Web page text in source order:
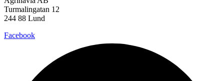
Turmalingatan 12
244 88 Lund
Facebook